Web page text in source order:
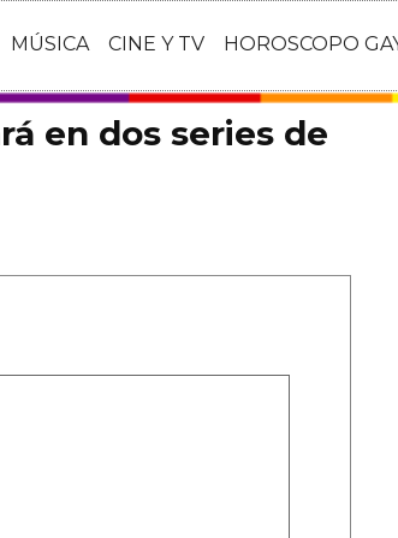
MÚSICA CINE Y TV HOROSCOPO
en dos series de